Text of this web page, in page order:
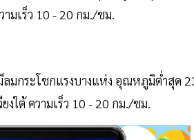
มเร็ว 10 - 20 กม./ชม.
มกระโชกแรงบางแห่ง อุณหภูมิต่ำสุด
ใต้ ความเร็ว 10 - 20 กม./ชม.